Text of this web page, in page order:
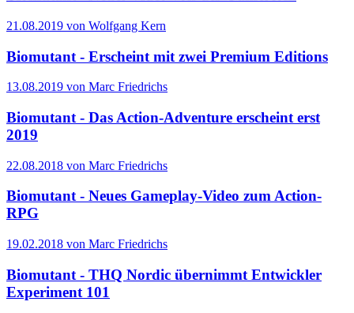
21.08.2019 von Wolfgang Kern
Biomutant - Erscheint mit zwei Premium Editions
13.08.2019 von Marc Friedrichs
Biomutant - Das Action-Adventure erscheint erst
2019
22.08.2018 von Marc Friedrichs
Biomutant - Neues Gameplay-Video zum Action-
RPG
19.02.2018 von Marc Friedrichs
Biomutant - THQ Nordic übernimmt Entwickler
Experiment 101